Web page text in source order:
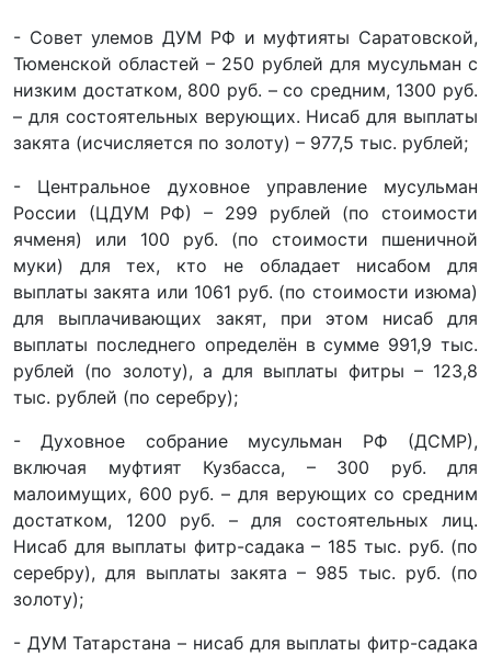
- Совет улемов ДУМ РФ и муфтияты Саратовской,
Тюменской областей – 250 рублей для мусульман с
низким достатком, 800 руб. – со средним, 1300 руб.
– для состоятельных верующих. Нисаб для выплаты
закята (исчисляется по золоту) – 977,5 тыс. рублей;
- Центральное духовное управление мусульман
России (ЦДУМ РФ) – 299 рублей (по стоимости
ячменя) или 100 руб. (по стоимости пшеничной
муки) для тех, кто не обладает нисабом для
выплаты закята или 1061 руб. (по стоимости изюма)
для выплачивающих закят, при этом нисаб для
выплаты последнего определён в сумме 991,9 тыс.
рублей (по золоту), а для выплаты фитры – 123,8
тыс. рублей (по серебру);
- Духовное собрание мусульман РФ (ДСМР),
включая муфтият Кузбасса, – 300 руб. для
малоимущих, 600 руб. – для верующих со средним
достатком, 1200 руб. – для состоятельных лиц.
Нисаб для выплаты фитр-садака – 185 тыс. руб. (по
серебру), для выплаты закята – 985 тыс. руб. (по
золоту);
- ДУМ Татарстана – нисаб для выплаты фитр-садака